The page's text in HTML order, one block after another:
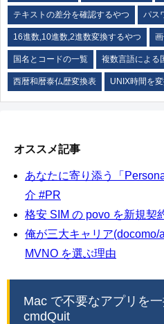
テキストの差分を確認するやつ パス
16進数,10進数,2進数変換するやつ
国名とコードの一覧 複数言語による
西暦和暦泰仏歴変換表 UNIX時間を
オススメ記事
あなたに寄り添う「
介 #PR
格安 SIM の povo を新規契
俺が三大キャリア(docomo/
MVNO を選ぶ理由
Mac で不要なアプリを
cmdQuit